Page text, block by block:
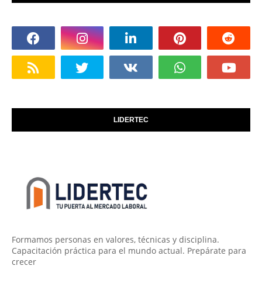
LIDERTEC
Formamos personas en valores, técnicas y disciplina.
Capacitación práctica para el mundo actual. Prepárate para
crecer